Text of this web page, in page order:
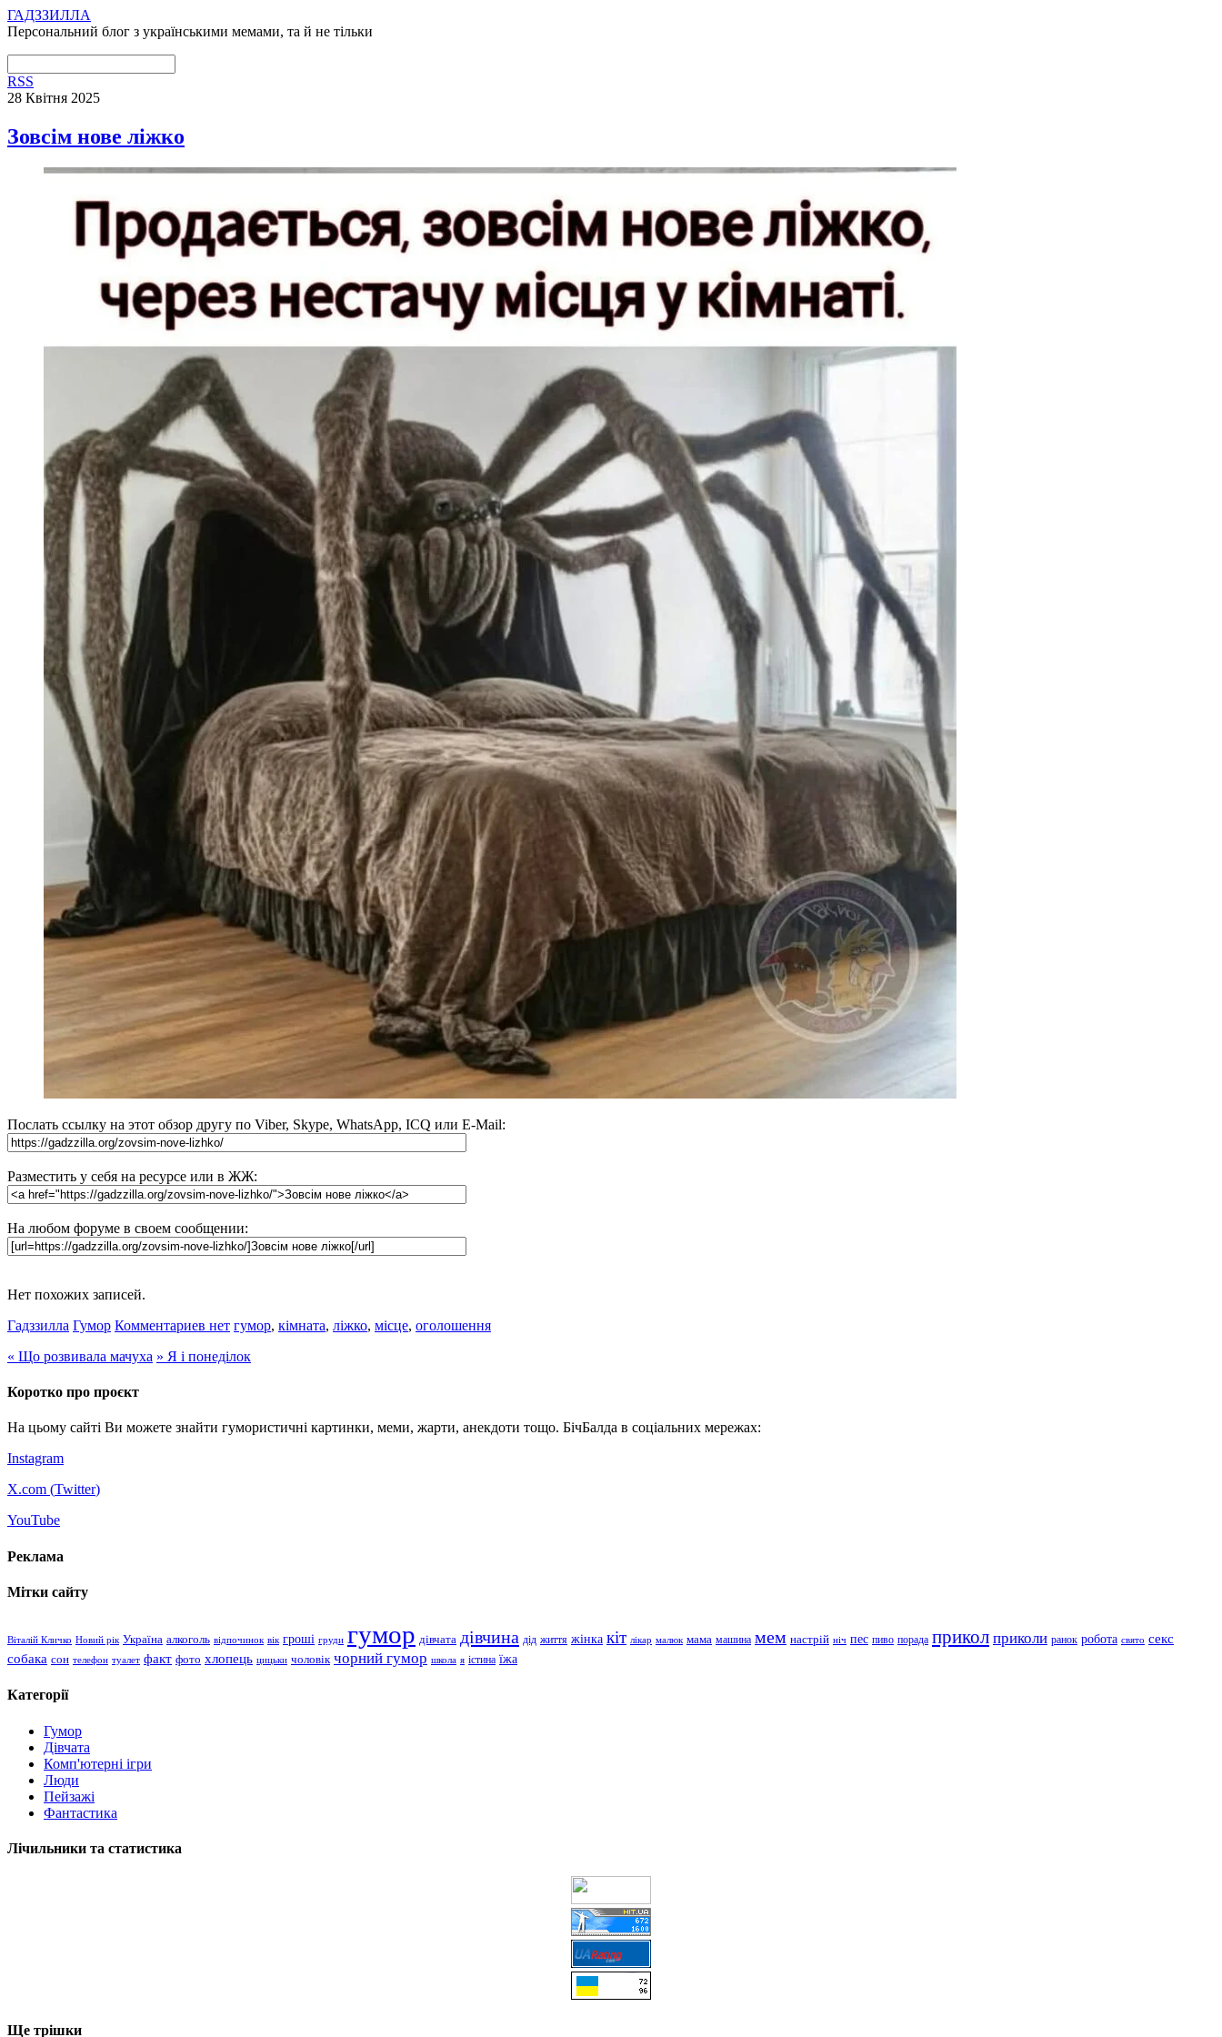
ГАДЗЗИЛЛА
Персональний блог з українськими мемами, та й не тільки
RSS
28 Квітня 2025
Зовсім нове ліжко
Послать ссылку на этот обзор другу по Viber, Skype, WhatsApp, ICQ или E-Mail:
Разместить у себя на ресурсе или в ЖЖ:
На любом форуме в своем сообщении:
Нет похожих записей.
Гадззилла Гумор Комментариев нет гумор, кімната, ліжко, місце, оголошення
« Що розвивала мачуха » Я і понеділок
Коротко про проєкт
На цьому сайті Ви можете знайти гумористичні картинки, меми, жарти, анекдоти тощо. БічБалда в соціальних мережах:
Instagram
X.com (Twitter)
YouTube
Реклама
Мітки сайту
Віталій Кличко Новий рік Україна алкоголь відпочинок вік гроші груди гумор дівчата дівчина дід життя жінка кіт лікар малюк мама машина мем настрій ніч пес пиво порада прикол приколи ранок робота свято секс
собака сон телефон туалет факт фото хлопець цицьки чоловік чорний гумор школа я істина їжа
Категорії
Гумор
Дівчата
Комп'ютерні ігри
Люди
Пейзажі
Фантастика
Лічильники та статистика
Ще трішки